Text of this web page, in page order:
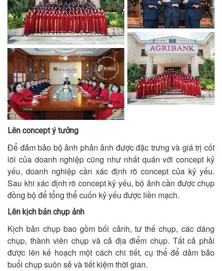
Lên concept ý tưởng
Để đảm bảo bộ ảnh phản ảnh được đặc trưng và giá trị cốt
lõi của doanh nghiệp cũng như nhất quán với concept kỷ
yếu, doanh nghiệp cần xác định rõ concept của kỷ yếu.
Sau khi xác định rõ concept kỷ yếu, bộ ảnh cần được chụp
đồng bộ để tổng thể cuốn kỷ yếu được liền mạch.
Lên kịch bản chụp ảnh
Kịch bản chụp bao gồm bối cảnh, tư thế chụp, các dáng
chụp, thành viên chụp và cả địa điểm chụp. Tất cả phải
được lên kế hoạch một cách chi tiết, cụ thể để dảm bảo
buổi chụp suôn sẻ và tiết kiệm thời gian.